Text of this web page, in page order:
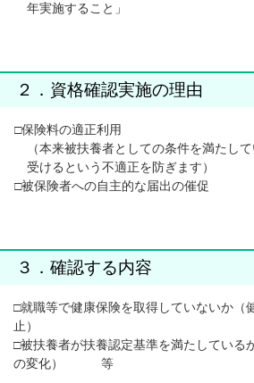
年実施すること」
２．資格確認実施の理由
□保険料の適正利用
（本来被扶養者としての条件を満たし
受けるという不適正を防ぎます）
□被保険者への自主的な届出の催促
３．確認する内容
□就職等で健康保険を取得していないか（
止）
□被扶養者が扶養認定基準を満たしている
の変化） 等